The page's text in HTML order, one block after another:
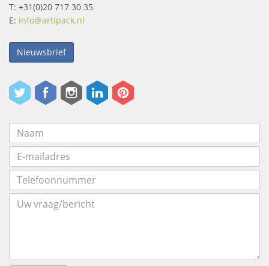
T: +31(0)20 717 30 35
E: info@artipack.nl
Nieuwsbrief